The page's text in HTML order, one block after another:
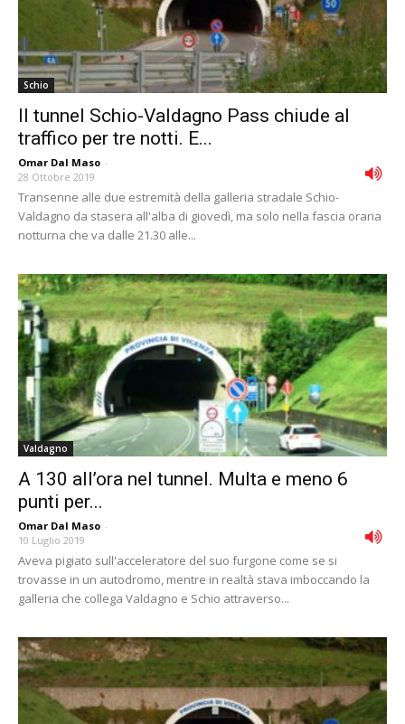
Schio
Il tunnel Schio-Valdagno Pass chiude al
traffico per tre notti. E...
Omar Dal Maso -
28 Ottobre 2019
Transenne alle due estremità della galleria stradale Schio-
Valdagno da stasera all'alba di giovedì, ma solo nella fascia oraria
notturna che va dalle 21.30 alle...
Valdagno
A 130 all’ora nel tunnel. Multa e meno 6
punti per...
Omar Dal Maso -
10 Luglio 2019
Aveva pigiato sull'acceleratore del suo furgone come se si
trovasse in un autodromo, mentre in realtà stava imboccando la
galleria che collega Valdagno e Schio attraverso...